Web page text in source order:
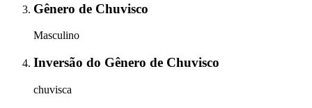
Gênero de Chuvisco
Masculino
Inversão do Gênero de Chuvisco
chuvisca